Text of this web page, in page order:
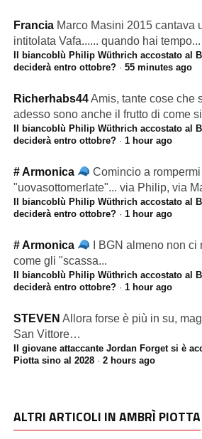
Francia Marco Masini 2015 cantava
intitolata Vafa...... quando hai tempo...
Il biancoblù Philip Wüthrich accostato al
deciderà entro ottobre?· 55 minutes ago
Richerhabs44Amis, tante cose che
adesso sono anche il frutto di come
Il biancoblù Philip Wüthrich accostato al
deciderà entro ottobre?· 1 hour ago
# Armonica
Comincio a
"uovasottomerlate"... via Philip, via
Il biancoblù Philip Wüthrich accostato al
deciderà entro ottobre?· 1 hour ago
# Armonica
I BGN almeno non
come gli "scassa...
Il biancoblù Philip Wüthrich accostato al
deciderà entro ottobre?· 1 hour ago
STEVEN Allora forse è più in su,
San Vittore…
Il giovane attaccante Jordan Forget si è
Piotta sino al 2028· 2 hours ago
ALTRI ARTICOLI IN AMBRÌ PIOTTA